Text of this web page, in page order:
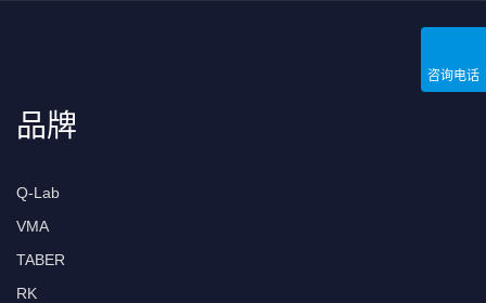
品牌
Q-Lab
VMA
TABER
RK
咨询电话